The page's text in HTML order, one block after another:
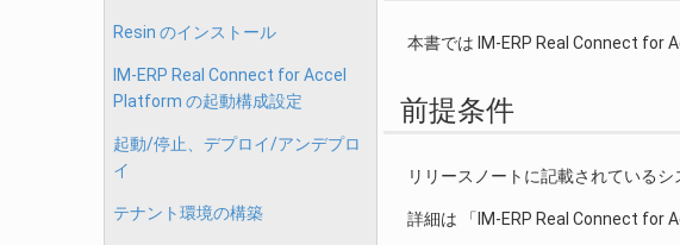
Resin のインストール
IM-ERP Real Connect for Accel
Platform の起動構成設定
起動/停止、デプロイ/アンデプロ
イ
テナント環境の構築
本書では IM-ERP Real Connect for
前提条件
リリースノートに記載されている
詳細は 「IM-ERP Real Connect for